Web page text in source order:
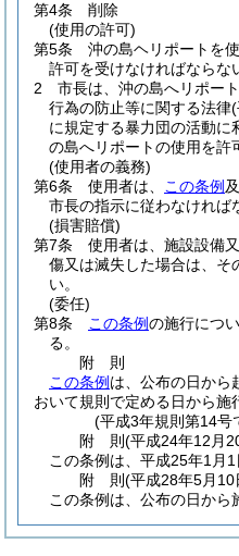
第4条
削除
(使用の許可)
第5条
沖の島ヘリポートを
許可を受けなければならな
2
市長は、沖の島へリポー
行為の防止等に関する法律(
に規定する暴力団の活動に
の島へリポートの使用を許
(使用者の義務)
第6条
使用者は、 この条例
市長の指示に従わなければ
(損害賠償)
第7条
使用者は、施設設備
傷又は滅失した場合は、そ
い。
(委任)
第8条
この条例の施行につ
る。
附 則
この条例 は、公布の日から
おいて規則で定める日から施
(平成3年規則第14号
附 則(平成24年12月
この条例は、平成25年1月1
附 則(平成28年5月10
この条例は、公布の日から